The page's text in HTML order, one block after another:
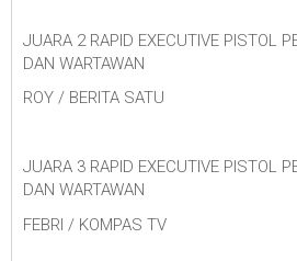
JUARA 2 RAPID EXECUTIVE PISTOL
DAN WARTAWAN
ROY / BERITA SATU
JUARA 3 RAPID EXECUTIVE PISTOL
DAN WARTAWAN
FEBRI / KOMPAS TV